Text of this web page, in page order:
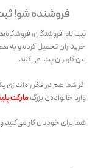
فروشنده شو!
ثبت نام فروشنگان،
خریداران تحمیل کرده و به
بین کاربران پیدا می‌کنند.
اگر شما هم در فکر راه‌اندازی
وارد خانواده‌ی بزرگمارکت
شما برای خودتان کار می‌کنید